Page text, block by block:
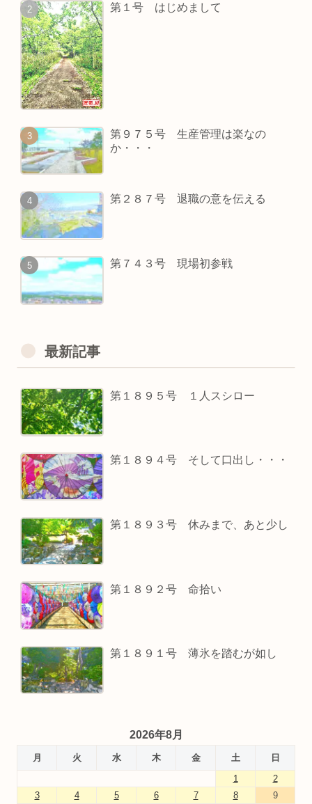
第１号 はじめまして
第９７５号 生産管理は楽なの
か・・・
第２８７号 退職の意を伝える
第７４３号 現場初参戦
最新記事
第１８９５号 １人スシロー
第１８９４号 そして口出し・・・
第１８９３号 休みまで、あと少し
第１８９２号 命拾い
第１８９１号 薄氷を踏むが如し
2026年8月
月 火 水 木 金 土
日
1
2
3
4 5 6 7 8
9